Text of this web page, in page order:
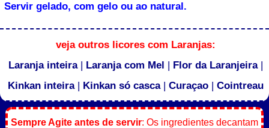
Servir gelado, com gelo ou ao natural.
veja outros licores com Laranjas:
Laranja inteira| Laranja com Mel | Flor da Laranjeira|
Kinkan inteira| Kinkan só casca| Curaçao| Cointreau
Sempre Agite antes de servir: Os ingredientes decantam